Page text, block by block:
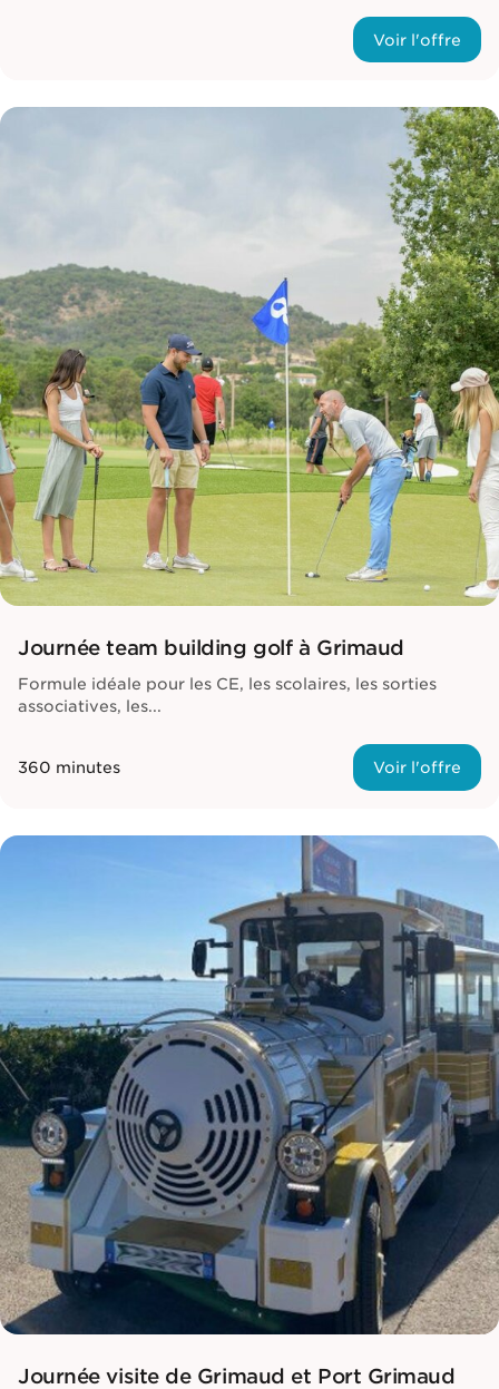
Voir l'offre
Journée team building golf à Grimaud
Formule idéale pour les CE, les scolaires, les sorties
associatives, les...
360 minutes Voir l'offre
Journée visite de Grimaud et Port Grimaud